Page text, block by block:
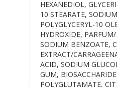
HEXANEDIOL,
10 STEARATE,
POLYGLYCERYL-10
HYDROXIDE,
SODIUM BENZOATE,
EXTRACT/
ACID, SODIUM
GUM,
POLYGLUTAMATE,